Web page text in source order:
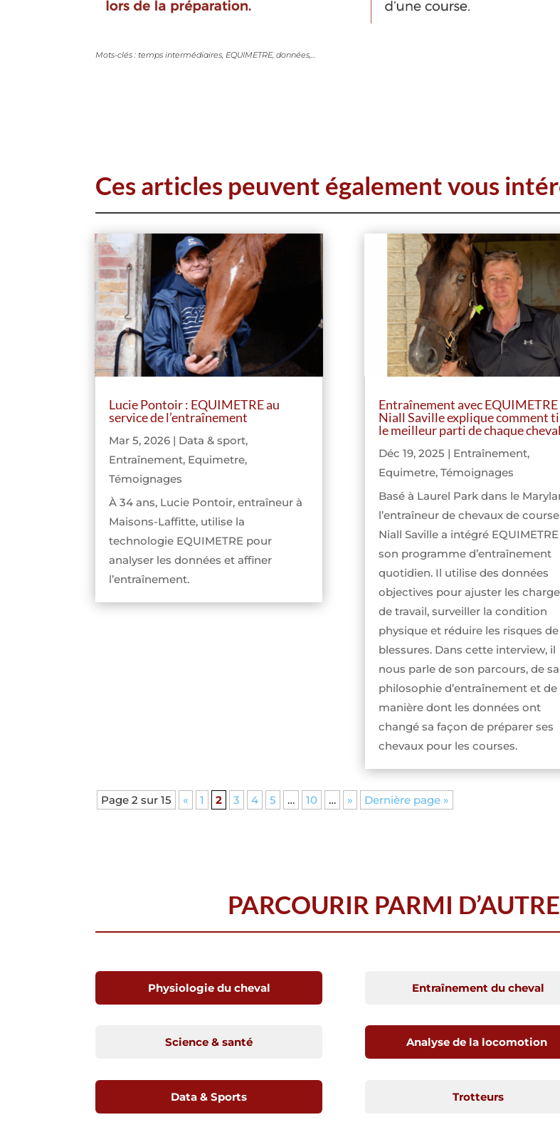
Mots-clés : temps intermédiaires, EQUIMETRE, données,…
Ces articles peuvent également vous
Lucie Pontoir : EQUIMETRE au
service de l’entraînement
Mar 5, 2026 | Data & sport,
Entraînement, Equimetre,
Témoignages
À 34 ans, Lucie Pontoir, entraîneur à
Maisons-Laffitte, utilise la
technologie EQUIMETRE pour
analyser les données et affiner
l’entraînement.
Entraînement avec EQUIMETRE
Niall Saville explique comment
le meilleur parti de chaque cheval
Déc 19, 2025 | Entraînement,
Equimetre, Témoignages
Basé à Laurel Park dans le
l’entraîneur de chevaux de course
Niall Saville a intégré EQUIMETRE
son programme d’entraînement
quotidien. Il utilise des données
objectives pour ajuster les
de travail, surveiller la condition
physique et réduire les risques de
blessures. Dans cette interview, il
nous parle de son parcours, de sa
philosophie d’entraînement et de
manière dont les données ont
changé sa façon de préparer ses
chevaux pour les courses.
Page 2 sur 15 « 1 2 3 4 5 … 10 … » Dernière page »
PARCOURIR PARMI
Physiologie du cheval
Science & santé
Data & Sports
Entraînement du cheval
Analyse de la locomotion
Trotteurs